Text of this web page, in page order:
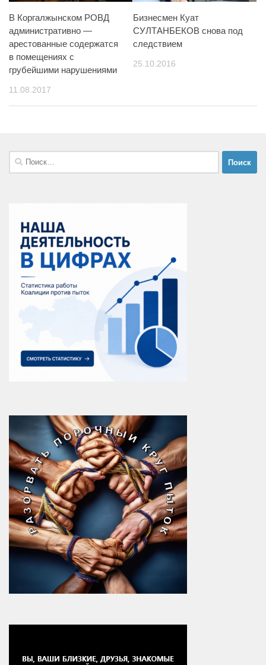
В Коргалжынском РОВД
административно —
арестованные содержатся
в помещениях с
грубейшими нарушениями
11.08.2017
Бизнесмен Куат
СУЛТАНБЕКОВ снова под
следствием
25.10.2016
Найти: